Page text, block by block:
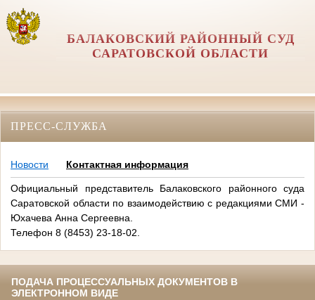
БАЛАКОВСКИЙ РАЙОННЫЙ СУД
САРАТОВСКОЙ ОБЛАСТИ
ПРЕСС-СЛУЖБА
Новости Контактная информация
Официальный представитель Балаковского районного суда
Саратовской области по взаимодействию с редакциями СМИ -
Юхачева Анна Сергеевна.
Телефон 8 (8453) 23-18-02.
ПОДАЧА ПРОЦЕССУАЛЬНЫХ ДОКУМЕНТОВ В
ЭЛЕКТРОННОМ ВИДЕ